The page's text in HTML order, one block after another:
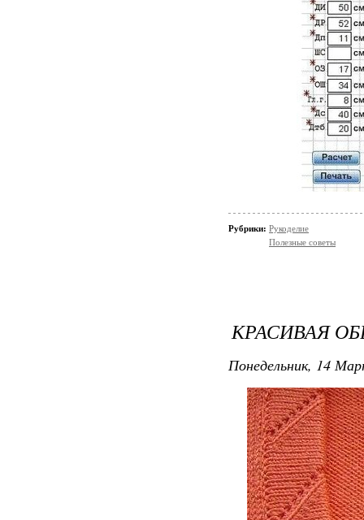
Рубрики: Рукоделие
Полезные советы
КРАСИВАЯ
Понедельник, 14